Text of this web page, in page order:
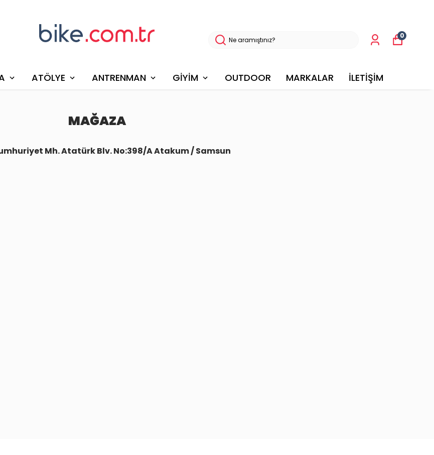
ATÖLYE ANTRENMAN GİYİM OUTDOOR MARKALAR İLETİŞİM
0
MAĞAZA
Mh. Atatürk Blv. No:398/A Atakum / Samsun